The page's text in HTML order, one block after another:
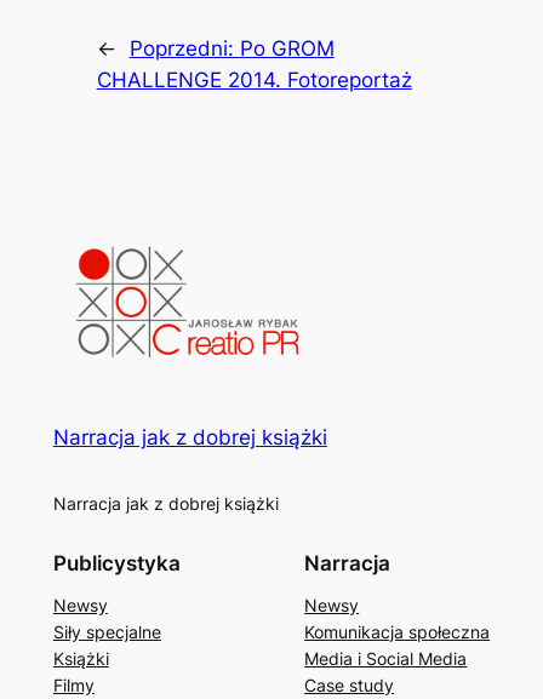
← Poprzedni: Po GROM
CHALLENGE 2014. Fotoreportaż
Narracja jak z dobrej książki
Narracja jak z dobrej książki
Publicystyka
Newsy
Siły specjalne
Książki
Filmy
Narracja
Newsy
Komunikacja społeczna
Media i Social Media
Case study